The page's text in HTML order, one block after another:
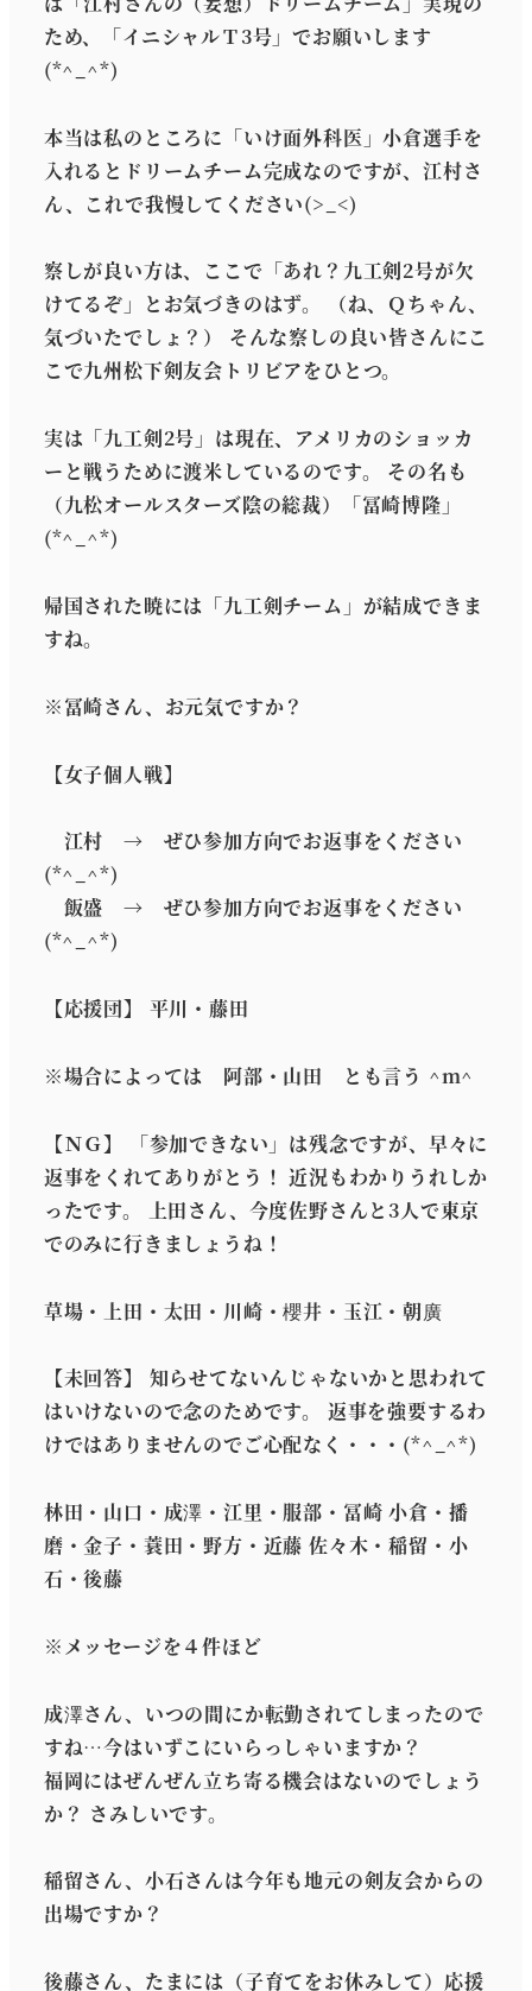
ため、「イニシャルＴ3号」でお願いします
(*^_^*)
本当は私のところに「いけ面外科医」小倉選手を
入れるとドリームチーム完成なのですが、江村さ
ん、これで我慢してください(>_<)
察しが良い方は、ここで「あれ？九工剣2号が欠
けてるぞ」とお気づきのはず。 （ね、Ｑちゃん、
気づいたでしょ？） そんな察しの良い皆さんにこ
こで九州松下剣友会トリビアをひとつ。
実は「九工剣2号」は現在、アメリカのショッカ
ーと戦うために渡米しているのです。 その名も
（九松オールスターズ陰の総裁）「冨崎博隆」
(*^_^*)
帰国された暁には「九工剣チーム」が結成できま
すね。
※冨崎さん、お元気ですか？
【女子個人戦】
江村 → ぜひ参加方向でお返事をください
(*^_^*)
飯盛 → ぜひ参加方向でお返事をください
(*^_^*)
【応援団】 平川・藤田
※場合によっては 阿部・山田 とも言う ^m^
【ＮＧ】 「参加できない」は残念ですが、早々に
返事をくれてありがとう！ 近況もわかりうれしか
ったです。 上田さん、今度佐野さんと3人で東京
でのみに行きましょうね！
草場・上田・太田・川崎・櫻井・玉江・朝廣
【未回答】 知らせてないんじゃないかと思われて
はいけないので念のためです。 返事を強要するわ
けではありませんのでご心配なく・・・(*^_^*)
林田・山口・成澤・江里・服部・冨崎 小倉・播
磨・金子・蓑田・野方・近藤 佐々木・稲留・小
石・後藤
※メッセージを４件ほど
成澤さん、いつの間にか転勤されてしまったので
すね…今はいずこにいらっしゃいますか？
福岡にはぜんぜん立ち寄る機会はないのでしょう
か？ さみしいです。
稲留さん、小石さんは今年も地元の剣友会からの
出場ですか？
後藤さん、たまには（子育てをお休みして）応援